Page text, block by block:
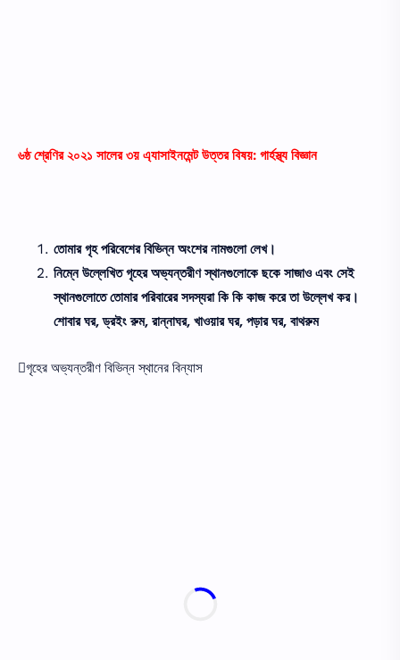
৬ষ্ঠ শ্রেণির ২০২১ সালের ৩য় এ্যাসাইনমেন্ট উত্তর বিষয়: গার্হস্থ্য বিজ্ঞান
তোমার গৃহ পরিবেশের বিভিন্ন অংশের নামগুলো লেখ।
নিম্নে উল্লেখিত গৃহের অভ্যন্তরীণ স্থানগুলোকে ছকে সাজাও এবং সেই
স্থানগুলোতে তোমার পরিবারের সদস্যরা কি কি কাজ করে তা উল্লেখ কর।
শোবার ঘর, ড্রইং রুম, রান্নাঘর, খাওয়ার ঘর, পড়ার ঘর, বাথরুম
গৃহের অভ্যন্তরীণ বিভিন্ন স্থানের বিন্যাস